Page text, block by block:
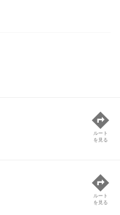
ルート
を見る
ルート
を見る